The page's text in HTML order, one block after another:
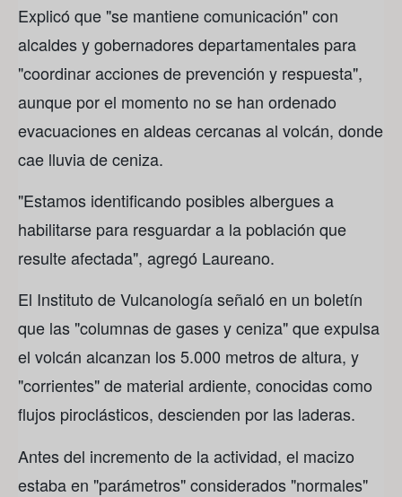
Explicó que "se mantiene comunicación" con
alcaldes y gobernadores departamentales para
"coordinar acciones de prevención y respuesta",
aunque por el momento no se han ordenado
evacuaciones en aldeas cercanas al volcán, donde
cae lluvia de ceniza.
"Estamos identificando posibles albergues a
habilitarse para resguardar a la población que
resulte afectada", agregó Laureano.
El Instituto de Vulcanología señaló en un boletín
que las "columnas de gases y ceniza" que expulsa
el volcán alcanzan los 5.000 metros de altura, y
"corrientes" de material ardiente, conocidas como
flujos piroclásticos, descienden por las laderas.
Antes del incremento de la actividad, el macizo
estaba en "parámetros" considerados "normales"